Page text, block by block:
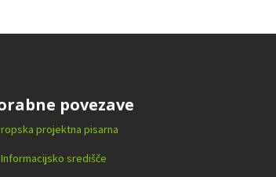
povezave
projektna pisarna
Informacijsko središče